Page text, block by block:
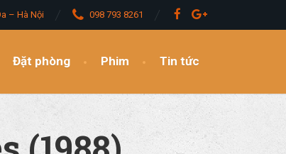
– Hà Nội 098 793 8261
Đặt phòng Phim Tin tức